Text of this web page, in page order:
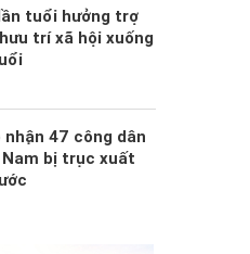
tuổi hưởng trợ
trí xã hội xuống
nhận 47 công dân
bị trục xuất